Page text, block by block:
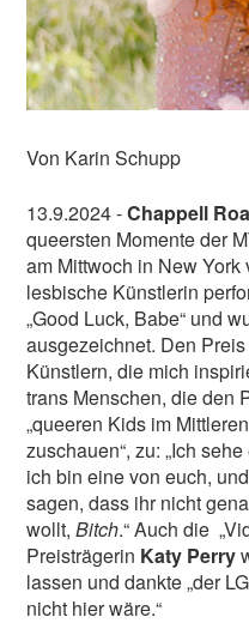
Von Karin Schupp
13.9.2024 -Chappell
queersten Momente der
am Mittwoch in New
lesbische Künstlerin
„Good Luck, Babe“ und
ausgezeichnet. Den
Künstlern, die mich
trans Menschen, die den
„queeren Kids im
zuschauen“, zu: „Ich
ich bin eine von euch,
sagen, dass ihr nicht
wollt,Bitch.“ Auch die
Preisträgerin Katy Perry
lassen und dankte „der
nicht hier wäre.“
L-MAG.de unterstütze
Nein Danke, möchte ich